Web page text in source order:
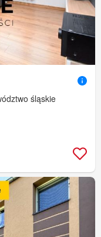
śląskie